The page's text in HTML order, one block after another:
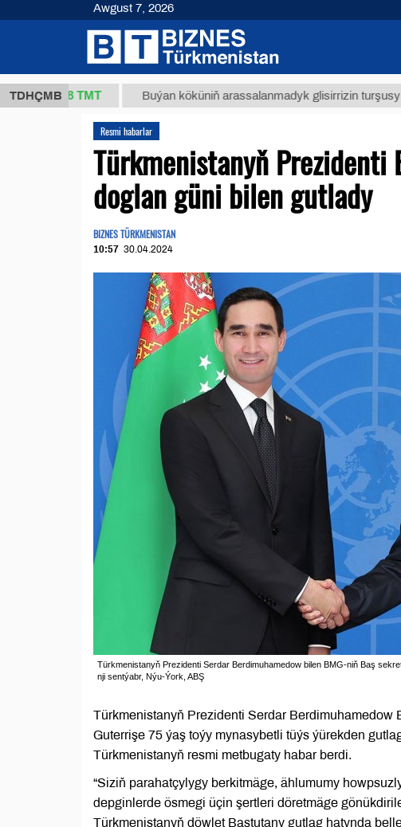
TDHÇMB
37,8 ТМТ Buýan köküniň arassalanmadyk glisirrizin turşusy (t.)
Resmi habarlar
Türkmenistanyň Prezidenti
doglan güni bilen gutlady
BIZNES TÜRKMENISTAN
10:57 30.04.2024
Türkmenistanyň Prezidenti Serdar Berdimuhamedow bilen BMG-niň Baş
nji sentýabr, Nýu-Ýork, ABŞ
Türkmenistanyň Prezidenti Serdar Berdimuhamedow
Guterrişe 75 ýaş toýy mynasybetli tüýs ýürekden
Türkmenistanyň resmi metbugaty habar berdi.
“Siziň parahatçylygy berkitmäge, ählumumy
depginlerde ösmegi üçin şertleri döretmäge
Türkmenistanyň döwlet Baştutany gutlag hatynda
Awgust 7, 2026